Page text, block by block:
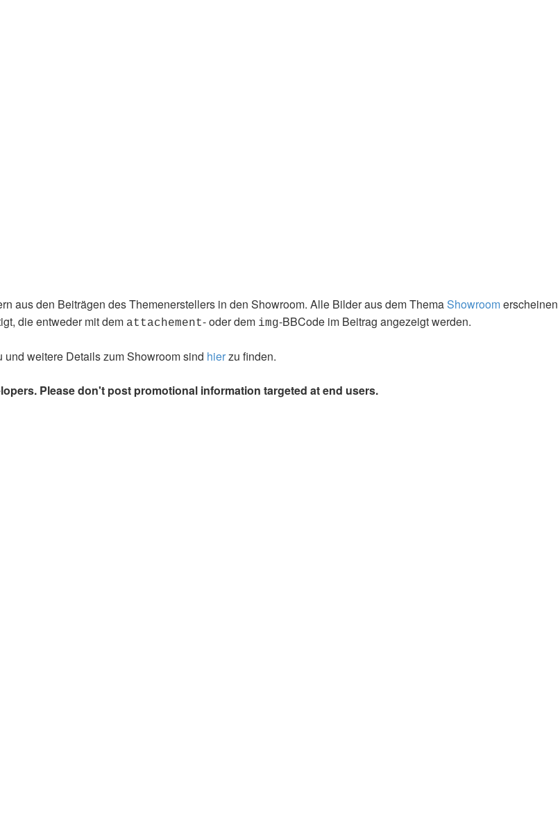
aus den Beiträgen des Themenerstellers in den Showroom. Alle Bilder aus dem ThemaShowroomerscheinen
die entweder mit dem attachement- oder dem img-BBCode im Beitrag angezeigt werden.
weitere Details zum Showroom sind hierzu finden.
Please don't post promotional information targeted at end users.